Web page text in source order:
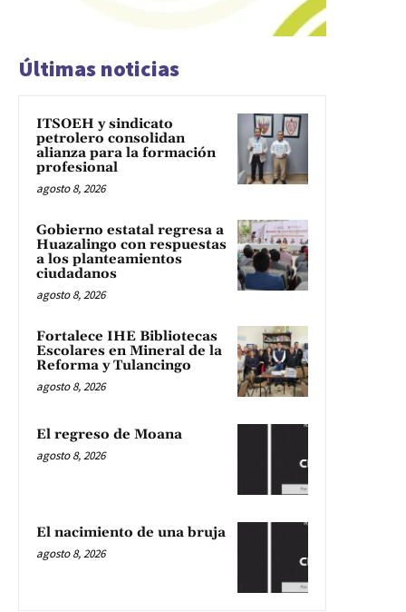
Últimas noticias
ITSOEH y sindicato
petrolero consolidan
alianza para la formación
profesional
agosto 8, 2026
Gobierno estatal regresa a
Huazalingo con respuestas
a los planteamientos
ciudadanos
agosto 8, 2026
Fortalece IHE Bibliotecas
Escolares en Mineral de la
Reforma y Tulancingo
agosto 8, 2026
El regreso de Moana
agosto 8, 2026
El nacimiento de una bruja
agosto 8, 2026